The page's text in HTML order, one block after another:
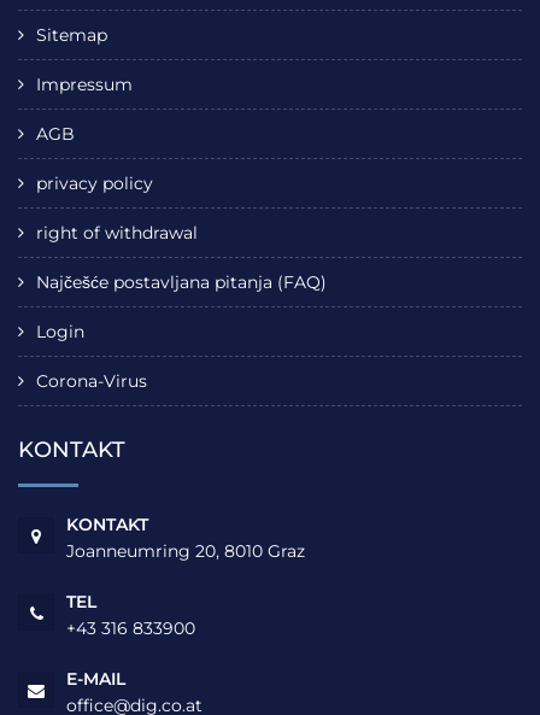
Sitemap
Impressum
AGB
privacy policy
right of withdrawal
Najčešće postavljana pitanja (FAQ)
Login
Corona-Virus
KONTAKT
KONTAKT
Joanneumring 20, 8010 Graz
TEL
+43 316 833900
E-MAIL
office@dig.co.at